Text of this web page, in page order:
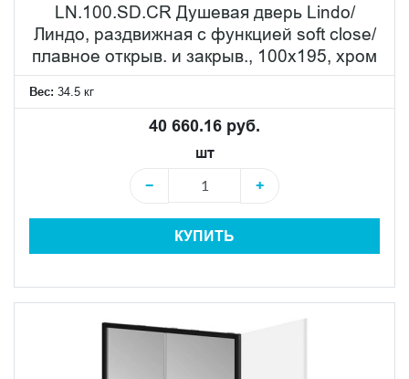
LN.100.SD.CR Душевая дверь Lindo/
Линдо, раздвижная с функцией soft close/
плавное открыв. и закрыв., 100х195, хром
Вес: 34.5 кг
40 660.16 руб.
шт
−
+
КУПИТЬ